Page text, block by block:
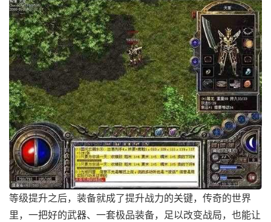
等级提升之后，装备就成了提升战力的关键，传奇的世界
里，一把好的武器、一套极品装备，足以改变战局，也能让